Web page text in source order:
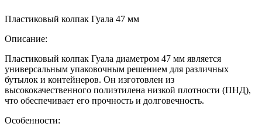
Пластиковый колпак Гуала 47 мм
Описание:
Пластиковый колпак Гуала диаметром 47 мм является
универсальным упаковочным решением для различных
бутылок и контейнеров. Он изготовлен из
высококачественного полиэтилена низкой плотности (ПНД),
что обеспечивает его прочность и долговечность.
Особенности: